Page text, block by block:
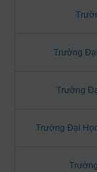
Trường
Trường
Trường Đại